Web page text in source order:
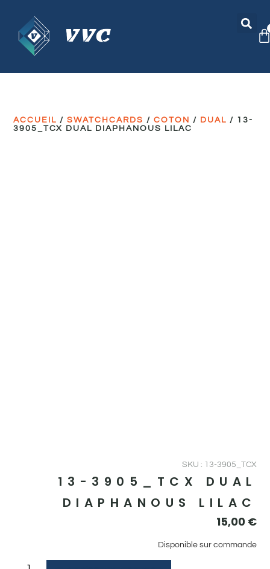
ACCUEIL /SWATCHCARDS /COTON / DUAL / 13-
3905_TCX DUAL DIAPHANOUS LILAC
SKU : 13-3905_TCX
13-3905_TCX DUAL
DIAPHANOUS LILAC
15,00 €
Disponible sur commande